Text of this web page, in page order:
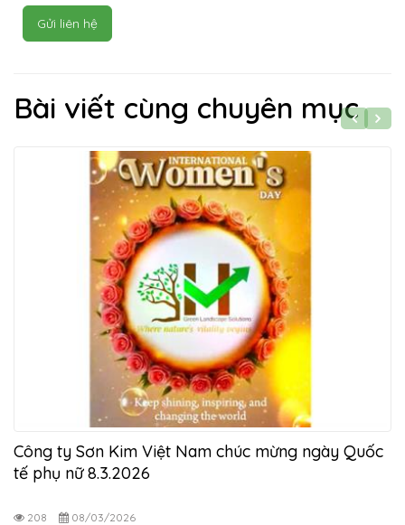
Gửi liên hệ
Bài viết cùng chuyên mục
Công ty Sơn Kim Việt Nam chúc mừng ngày Quốc
tế phụ nữ 8.3.2026
208 08/03/2026